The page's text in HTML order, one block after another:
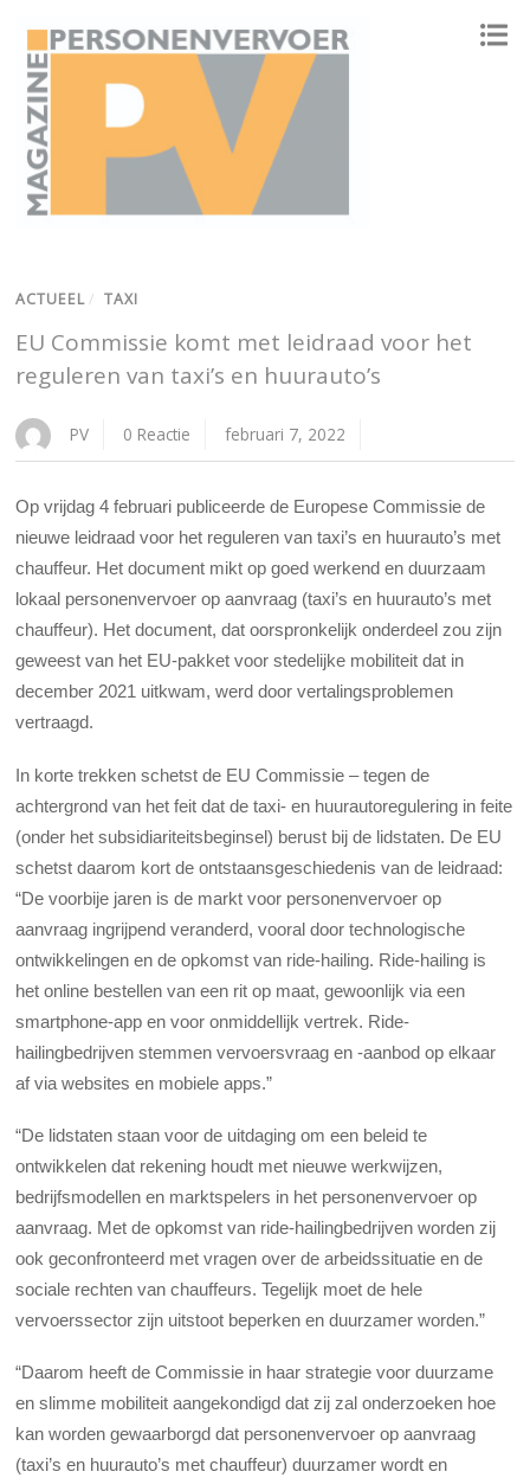
ACTUEEL / TAXI
EU Commissie komt met leidraad voor het
reguleren van taxi’s en huurauto’s
PV 0 Reactie februari 7, 2022
Op vrijdag 4 februari publiceerde de Europese Commissie de
nieuwe leidraad voor het reguleren van taxi’s en huurauto’s met
chauffeur. Het document mikt op goed werkend en duurzaam
lokaal personenvervoer op aanvraag (taxi’s en huurauto’s met
chauffeur). Het document, dat oorspronkelijk onderdeel zou zijn
geweest van het EU-pakket voor stedelijke mobiliteit dat in
december 2021 uitkwam, werd door vertalingsproblemen
vertraagd.
In korte trekken schetst de EU Commissie – tegen de
achtergrond van het feit dat de taxi- en huurautoregulering in feite
(onder het subsidiariteitsbeginsel) berust bij de lidstaten. De EU
schetst daarom kort de ontstaansgeschiedenis van de leidraad:
“De voorbije jaren is de markt voor personenvervoer op
aanvraag ingrijpend veranderd, vooral door technologische
ontwikkelingen en de opkomst van ride-hailing. Ride-hailing is
het online bestellen van een rit op maat, gewoonlijk via een
smartphone-app en voor onmiddellijk vertrek. Ride-
hailingbedrijven stemmen vervoersvraag en -aanbod op elkaar
af via websites en mobiele apps.”
“De lidstaten staan voor de uitdaging om een beleid te
ontwikkelen dat rekening houdt met nieuwe werkwijzen,
bedrijfsmodellen en marktspelers in het personenvervoer op
aanvraag. Met de opkomst van ride-hailingbedrijven worden zij
ook geconfronteerd met vragen over de arbeidssituatie en de
sociale rechten van chauffeurs. Tegelijk moet de hele
vervoerssector zijn uitstoot beperken en duurzamer worden.”
“Daarom heeft de Commissie in haar strategie voor duurzame
en slimme mobiliteit aangekondigd dat zij zal onderzoeken hoe
kan worden gewaarborgd dat personenvervoer op aanvraag
(taxi’s en huurauto’s met chauffeur) duurzamer wordt en